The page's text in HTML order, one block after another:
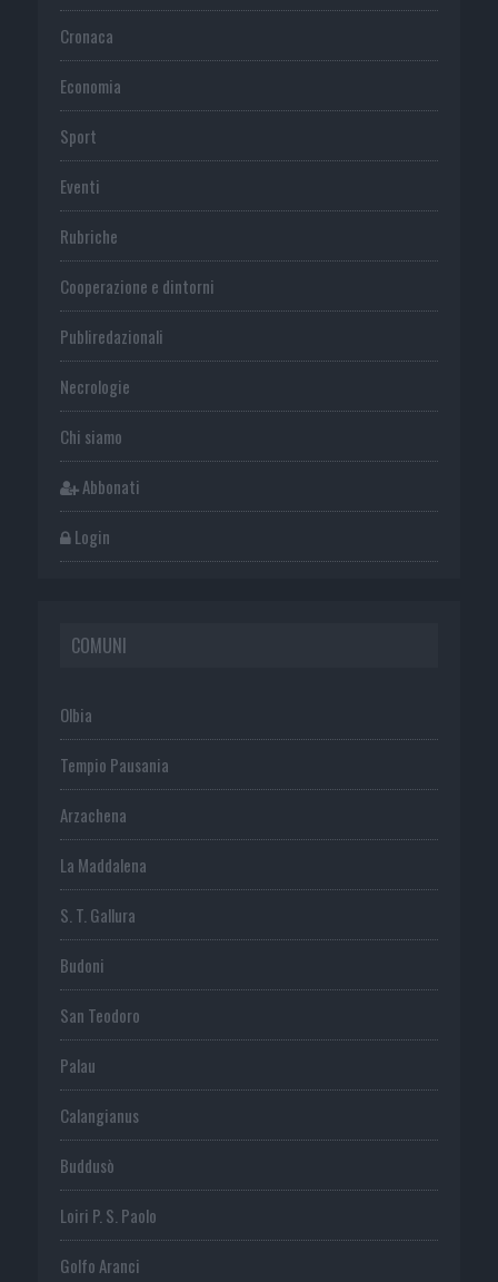
Cronaca
Economia
Sport
Eventi
Rubriche
Cooperazione e dintorni
Publiredazionali
Necrologie
Chi siamo
Abbonati
Login
COMUNI
Olbia
Tempio Pausania
Arzachena
La Maddalena
S. T. Gallura
Budoni
San Teodoro
Palau
Calangianus
Buddusò
Loiri P. S. Paolo
Golfo Aranci